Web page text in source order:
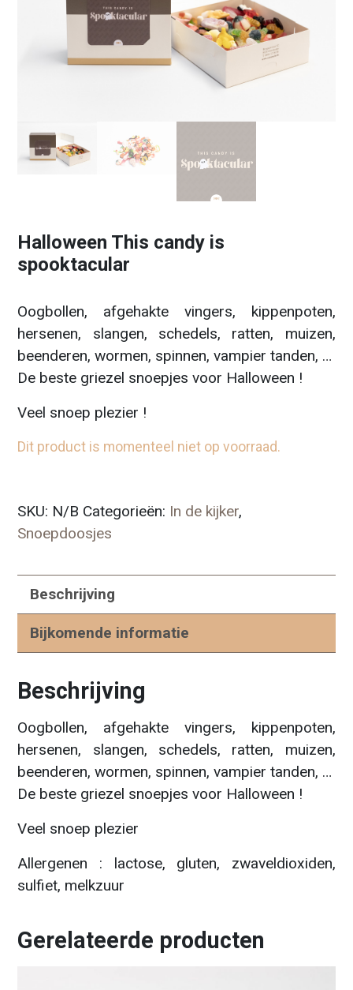
Halloween This candy is
spooktacular
Oogbollen, afgehakte vingers, kippenpoten,
hersenen, slangen, schedels, ratten, muizen,
beenderen, wormen, spinnen, vampier tanden, …
De beste griezel snoepjes voor Halloween !
Veel snoep plezier !
Dit product is momenteel niet op voorraad.
SKU: N/B Categorieën: In de kijker,
Snoepdoosjes
Beschrijving
Bijkomende informatie
Beschrijving
Oogbollen, afgehakte vingers, kippenpoten,
hersenen, slangen, schedels, ratten, muizen,
beenderen, wormen, spinnen, vampier tanden, …
De beste griezel snoepjes voor Halloween !
Veel snoep plezier
Allergenen : lactose, gluten, zwaveldioxiden,
sulfiet, melkzuur
Gerelateerde producten